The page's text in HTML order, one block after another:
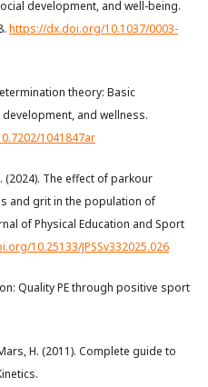
development, and well-being.
https://dx.doi.org/10.1037/0003-
theory: Basic
and wellness.
1041847ar
(2024). The effect of parkour
and grit in the population of
of Physical Education and Sport
10.25133/JPSSv332025.026
Quality PE through positive sport
H. (2011). Complete guide to